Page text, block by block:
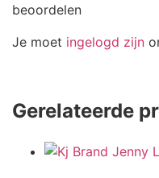
beoordelen
Je moet ingelogd zijn
Gerelateerde